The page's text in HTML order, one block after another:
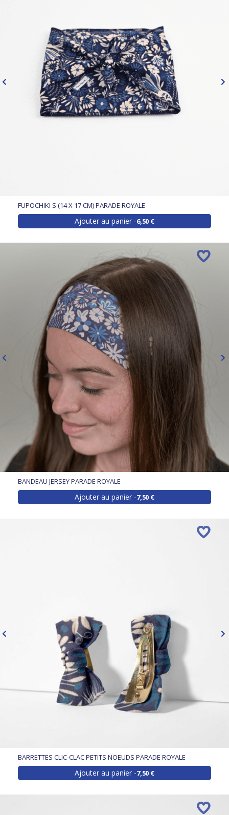
FUPOCHIKI S (14 X 17 CM) PARADE ROYALE
Ajouter au panier 6,50 €
BANDEAU JERSEY PARADE ROYALE
Ajouter au panier 7,50 €
BARRETTES CLIC-CLAC PETITS NOEUDS PARADE ROYALE
Ajouter au panier 7,50 €